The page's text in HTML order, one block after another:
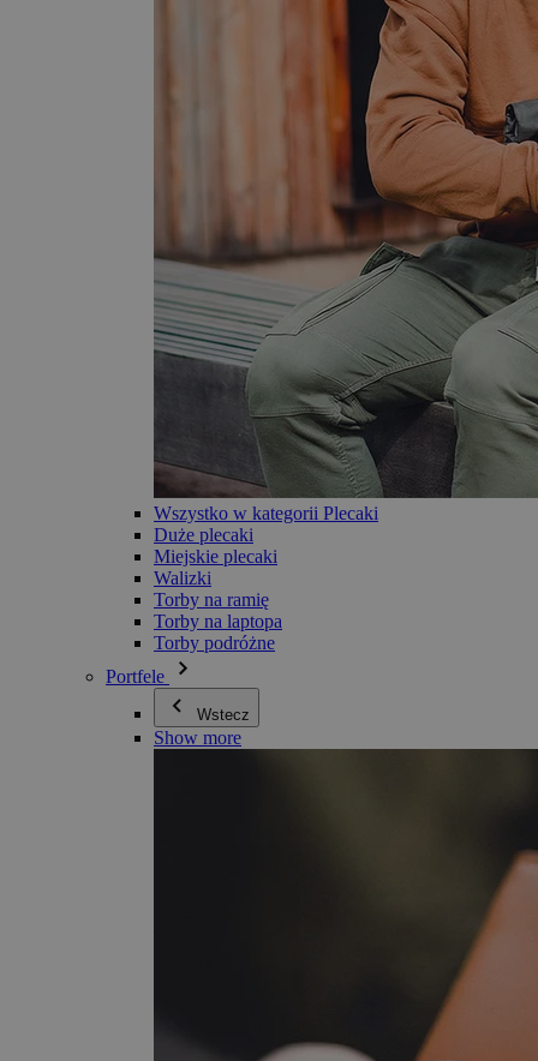
Wszystko w kategorii Plecaki
Duże plecaki
Miejskie plecaki
Walizki
Torby na ramię
Torby na laptopa
Torby podróżne
Portfele
Wstecz
Show more